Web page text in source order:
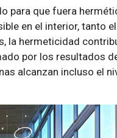
para que fuera
en el interior, tanto
la hermeticidad
por los resultados
alcanzan incluso el